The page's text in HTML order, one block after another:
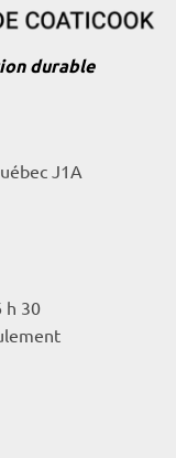
durable
J1A
h 30